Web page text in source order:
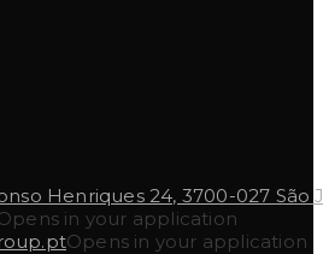
Henriques 24, 3700-027 São
in your application
Opens in your application